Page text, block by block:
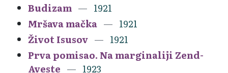
Budizam
1921
Mršava mačka
1921
Život Isusov
1921
Prva pomisao. Na marginaliji Zend-
Aveste
1923